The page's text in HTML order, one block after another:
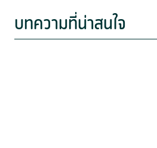
บทความที่น่าสนใจ